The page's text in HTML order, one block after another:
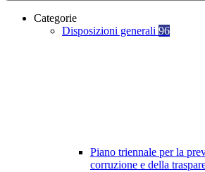
Categorie
Disposizioni generali 96
Piano triennale per la
corruzione e della